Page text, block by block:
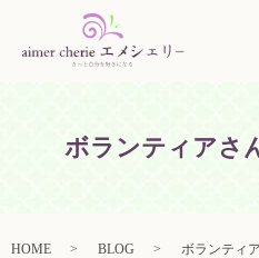
ボランティアさ
HOME BLOG ボランティ